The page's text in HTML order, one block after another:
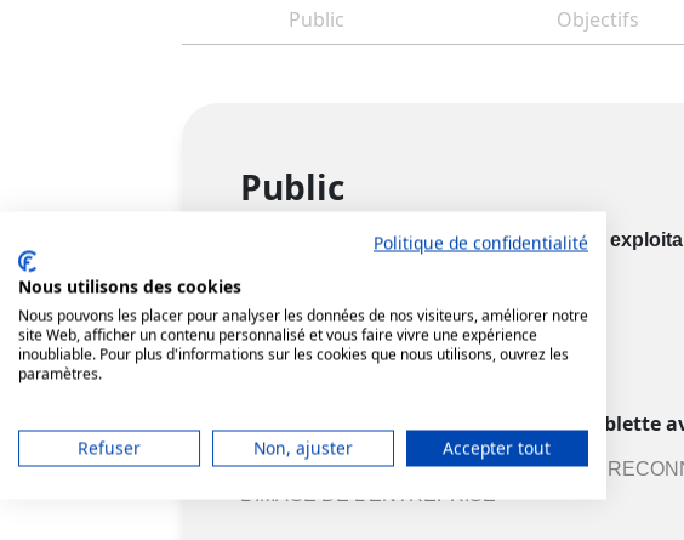
Public Objectifs
Public
Cette formation s’adresse aux
Pré-requis
VISIO :Connexion internet et PC ou tablette
UN ÉCOLABEL POUR UNE MEILLEURE
L’IMAGE DE L’ENTREPRISE
Politique de confidentialité
Nous utilisons des cookies
Nous pouvons les placer pour analyser les données de nos visiteurs, améliorer notre
site Web, afficher un contenu personnalisé et vous faire vivre une expérience
inoubliable. Pour plus d'informations sur les cookies que nous utilisons, ouvrez les
paramètres.
Refuser Non, ajuster Accepter tout